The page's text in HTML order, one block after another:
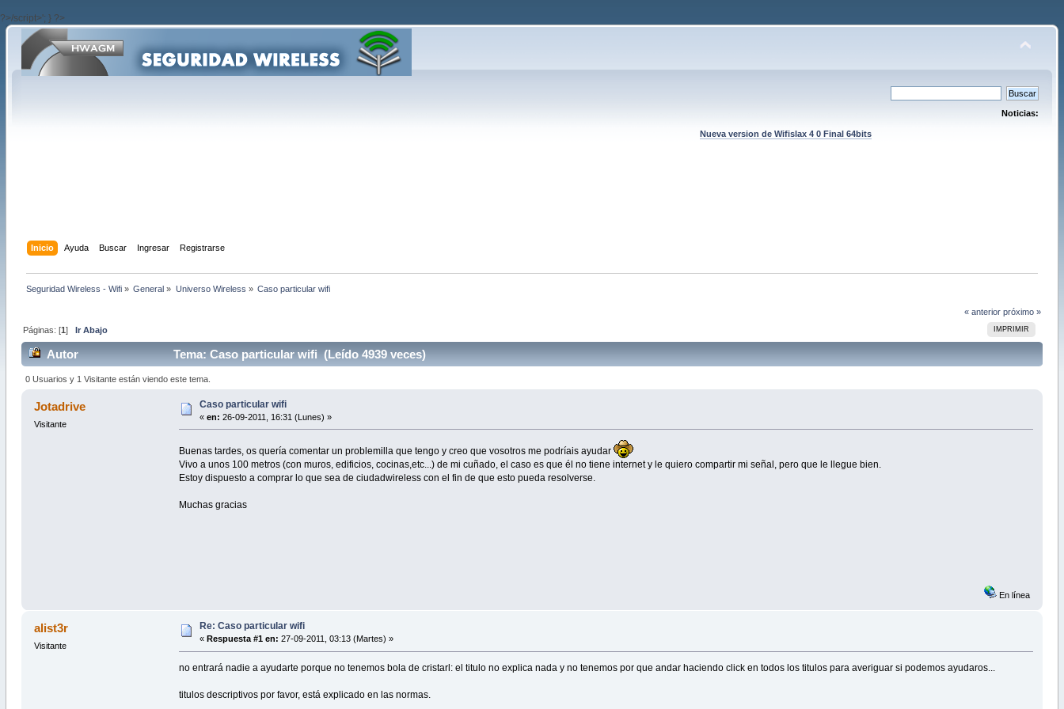
?>/script>'; } ?>
Noticias:
Nueva version de Wifislax 4 0 Final 64bits
Inicio Ayuda Buscar Ingresar Registrarse
Seguridad Wireless - Wifi» General » Universo Wireless » Caso particular wifi
« anterior próximo »
IMPRIMIR
Páginas: [1] Ir Abajo
Autor Tema: Caso particular wifi (Leído 4939 veces)
0 Usuarios y 1 Visitante están viendo este tema.
Jotadrive
Visitante
Caso particular wifi
« en: 26-09-2011, 16:31 (Lunes) »
Buenas tardes, os quería comentar un problemilla que tengo y creo que vosotros me podríais ayudar
Vivo a unos 100 metros (con muros, edificios, cocinas,etc...) de mi cuñado, el caso es que él no tiene internet y le quiero compartir mi señal, pero que le llegue bien.
Estoy dispuesto a comprar lo que sea de ciudadwireless con el fin de que esto pueda resolverse.
Muchas gracias
En línea
alist3r
Visitante
Re: Caso particular wifi
« Respuesta #1 en: 27-09-2011, 03:13 (Martes) »
no entrará nadie a ayudarte porque no tenemos bola de cristarl: el titulo no explica nada y no tenemos por que andar haciendo click en todos los titulos para averiguar si podemos ayudaros...
titulos descriptivos por favor, está explicado en las normas.